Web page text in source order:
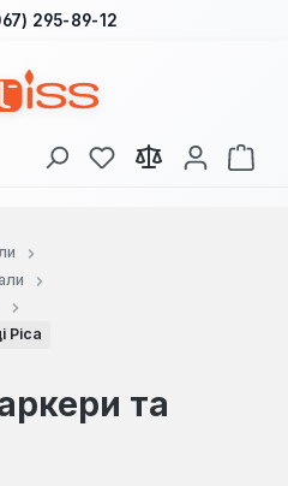
295-89-12
У вас є 0 у списку
Pica
та